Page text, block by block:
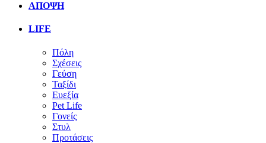
ΑΠΟΨΗ
LIFE
Πόλη
Σχέσεις
Γεύση
Ταξίδι
Ευεξία
Pet Life
Γονείς
Στυλ
Προτάσεις